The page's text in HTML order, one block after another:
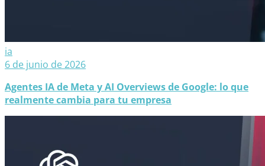
ia
6 de junio de 2026
Agentes IA de Meta y AI Overviews de Google: lo que
realmente cambia para tu empresa